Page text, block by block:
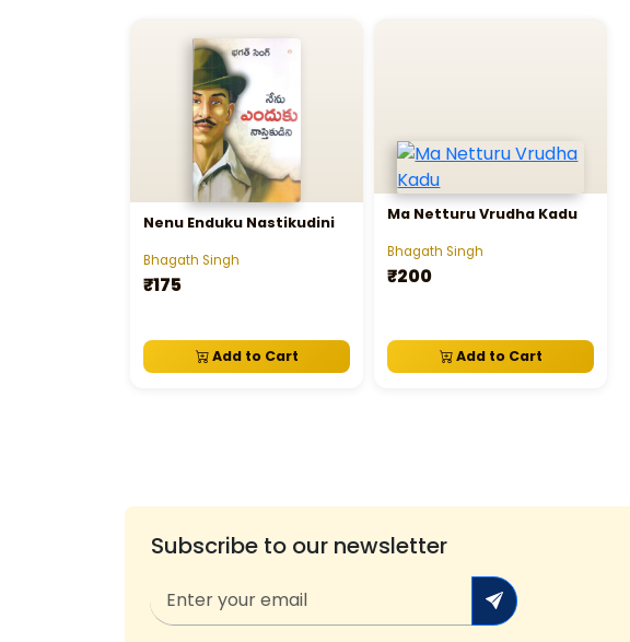
Nenu Enduku Nastikudini
Bhagath Singh
₹175
Add to Cart
Ma Netturu Vrudha Kadu
Bhagath Singh
₹200
Add to Cart
Subscribe to our newsletter